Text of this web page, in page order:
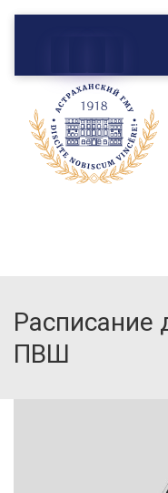
Расписание
ПВШ